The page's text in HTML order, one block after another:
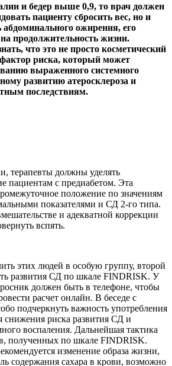
и бедер выше 0,9, то врач должен
пациенту сбросить вес, но и
абдоминального ожирения, его
продолжительность жизни.
что это не просто косметический
риска, который может
выраженного системного
развитию атеросклероза и
последствиям.
терапевты должны уделять
пациентам с предиабетом. Эта
положение по значениям
показателями и СД 2-го типа.
и адекватной коррекции
вспять.
этих людей в особую группу, второй
развития СД по шкале FINDRISK. У
должен быть в телефоне, чтобы
расчет онлайн. В беседе с
подчеркнуть важность употребления
снижения риска развития СД и
воспаления. Дальнейшая тактика
полученных по шкале FINDRISK.
изменение образа жизни,
содержания сахара в крови, возможно